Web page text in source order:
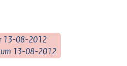
13-08-2012
13-08-2012